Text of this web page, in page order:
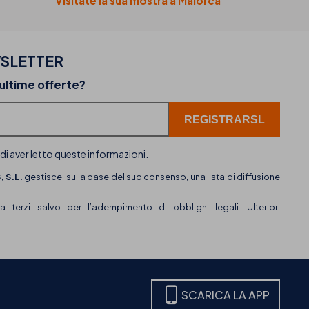
THB hotels aggiunge WhatsApp come nuovo
di assistenza clienti
offerte?
aver letto queste informazioni.
S.L. gestisce, sulla base del suo consenso, una lista di diffusione
terzi salvo per l’adempimento di obblighi legali. Ulteriori
SCARICA LA APP